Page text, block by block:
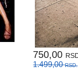
750,00
1.499,00RSD.